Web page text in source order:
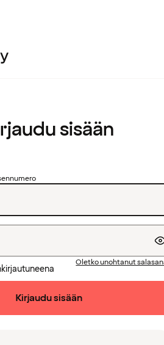
sisään
Oletko unohtanut
Kirjaudu sisään